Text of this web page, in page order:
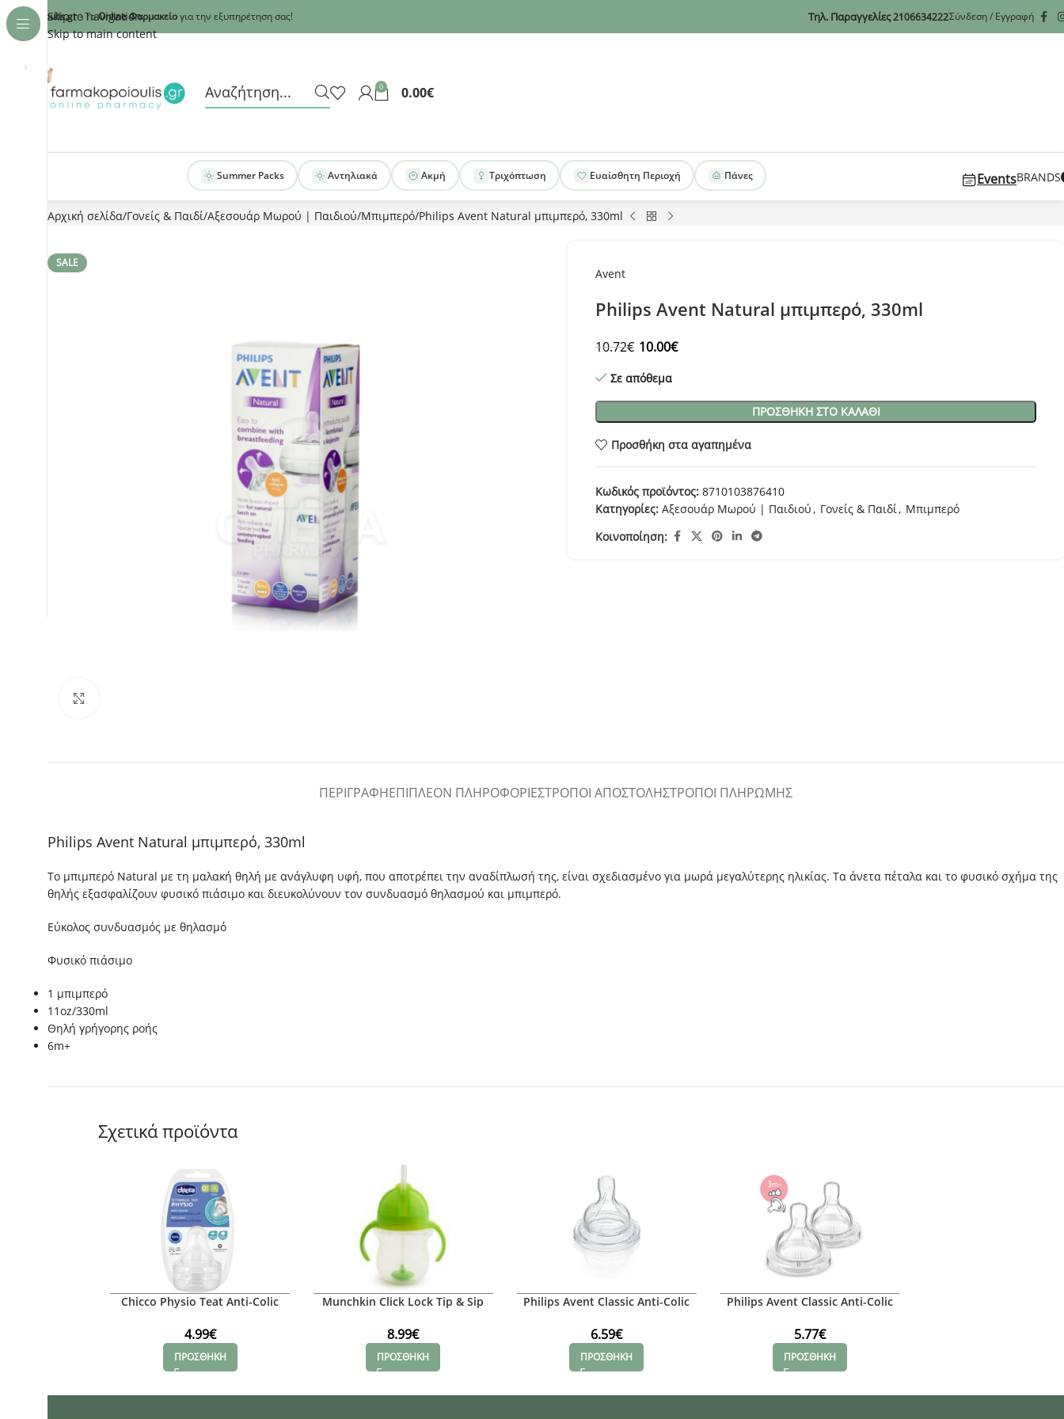
Skip to navigation
Skip to main content
›
- ΤοOnline Φαρμακείογια την εξυπηρέτηση σας! Τηλ. Παραγγελίες2106634222Σύνδεση / Εγγραφή
0 0.00€
Summer Packs Αντηλιακά Ακμή Τριχόπτωση Ευαίσθητη Περιοχή Πάνες EventsBRANDS
Αρχική σελίδα Γονείς & Παιδί Αξεσουάρ Μωρού | Παιδιού Μπιμπερό Philips Avent Natural μπιμπερό, 330ml
SALE
Avent
Philips Avent Natural μπιμπερό, 330ml
10.72€ 10.00€
Σε απόθεμα
ΠΡΟΣΘΉΚΗ ΣΤΟ ΚΑΛΆΘΙ
Προσθήκη στα αγαπημένα
Κωδικός προϊόντος: 8710103876410
Κατηγορίες: Αξεσουάρ Μωρού | Παιδιού, Γονείς & Παιδί, Μπιμπερό
Κοινοποίηση:
ΠΕΡΙΓΡΑΦΉΕΠΙΠΛΈΟΝ ΠΛΗΡΟΦΟΡΊΕΣΤΡΌΠΟΙ ΑΠΟΣΤΟΛΉΣΤΡΌΠΟΙ ΠΛΗΡΩΜΉΣ
Philips Avent Natural μπιμπερό, 330ml
Το μπιμπερό Natural με τη μαλακή θηλή με ανάγλυφη υφή, που αποτρέπει την αναδίπλωσή της, είναι σχεδιασμένο για μωρά μεγαλύτερης ηλικίας. Τα άνετα πέταλα και το φυσικό σχήμα της
θηλής εξασφαλίζουν φυσικό πιάσιμο και διευκολύνουν τον συνδυασμό θηλασμού και μπιμπερό.
Εύκολος συνδυασμός με θηλασμό
Φυσικό πιάσιμο
1 μπιμπερό
11oz/330ml
Θηλή γρήγορης ροής
6m+
Σχετικά προϊόντα
Chicco Physio Teat Anti-Colic
4.99€
ΠΡΟΣΘΗΚΗ
Munchkin Click Lock Tip & Sip
8.99€
ΠΡΟΣΘΗΚΗ
Philips Avent Classic Anti-Colic
6.59€
ΠΡΟΣΘΗΚΗ
Philips Avent Classic Anti-Colic
5.77€
ΠΡΟΣΘΗΚΗ